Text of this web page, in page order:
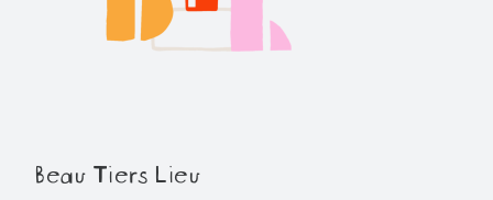
Beau Tiers Lieu